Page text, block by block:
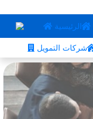
الرئيسية
شركات التمويل